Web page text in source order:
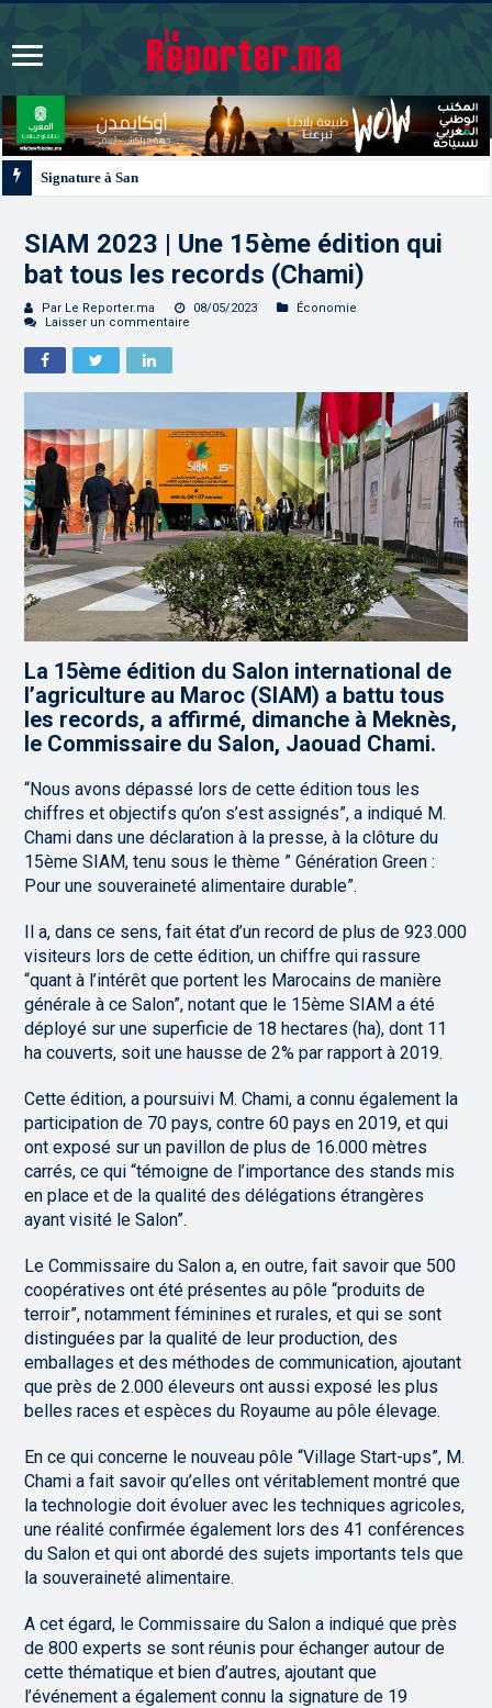
SIAM 2023 | Une 15ème édition qui
bat tous les records (Chami)
Par Le Reporter.ma 08/05/2023
Économie
Laisser un commentaire
La 15ème édition du Salon international de
l’agriculture au Maroc (SIAM) a battu tous
les records, a affirmé, dimanche à Meknès,
le Commissaire du Salon, Jaouad Chami.
“Nous avons dépassé lors de cette édition tous les
chiffres et objectifs qu’on s’est assignés”, a indiqué M.
Chami dans une déclaration à la presse, à la clôture du
15ème SIAM, tenu sous le thème ” Génération Green :
Pour une souveraineté alimentaire durable”.
Il a, dans ce sens, fait état d’un record de plus de 923.000
visiteurs lors de cette édition, un chiffre qui rassure
“quant à l’intérêt que portent les Marocains de manière
générale à ce Salon”, notant que le 15ème SIAM a été
déployé sur une superficie de 18 hectares (ha), dont 11
ha couverts, soit une hausse de 2% par rapport à 2019.
Cette édition, a poursuivi M. Chami, a connu également la
participation de 70 pays, contre 60 pays en 2019, et qui
ont exposé sur un pavillon de plus de 16.000 mètres
carrés, ce qui “témoigne de l’importance des stands mis
en place et de la qualité des délégations étrangères
ayant visité le Salon”.
Le Commissaire du Salon a, en outre, fait savoir que 500
coopératives ont été présentes au pôle “produits de
terroir”, notamment féminines et rurales, et qui se sont
distinguées par la qualité de leur production, des
emballages et des méthodes de communication, ajoutant
que près de 2.000 éleveurs ont aussi exposé les plus
belles races et espèces du Royaume au pôle élevage.
En ce qui concerne le nouveau pôle “Village Start-ups”, M.
Chami a fait savoir qu’elles ont véritablement montré que
la technologie doit évoluer avec les techniques agricoles,
une réalité confirmée également lors des 41 conférences
du Salon et qui ont abordé des sujets importants tels que
la souveraineté alimentaire.
A cet égard, le Commissaire du Salon a indiqué que près
de 800 experts se sont réunis pour échanger autour de
cette thématique et bien d’autres, ajoutant que
l’événement a également connu la signature de 19